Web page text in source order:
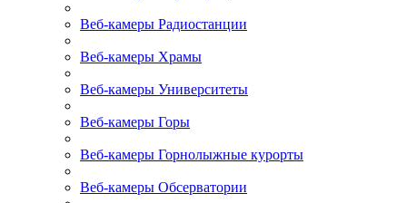
Веб-камеры Радиостанции
Веб-камеры Храмы
Веб-камеры Университеты
Веб-камеры Горы
Веб-камеры Горнолыжные курорты
Веб-камеры Обсерватории